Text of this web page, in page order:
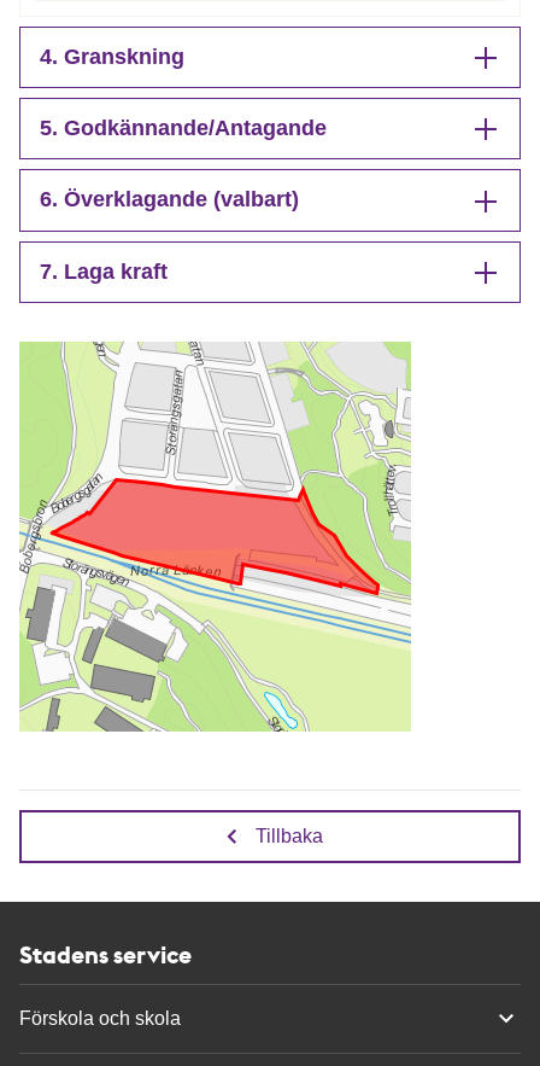
4. Granskning
5. Godkännande/Antagande
6. Överklagande (valbart)
7. Laga kraft
Tillbaka
Stadens service
Förskola och skola